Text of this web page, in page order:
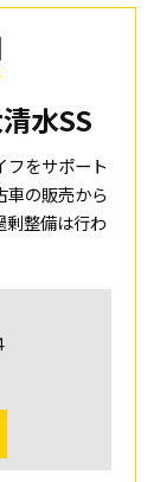
水SS
フをサポート
車の販売から
剰整備は行わ